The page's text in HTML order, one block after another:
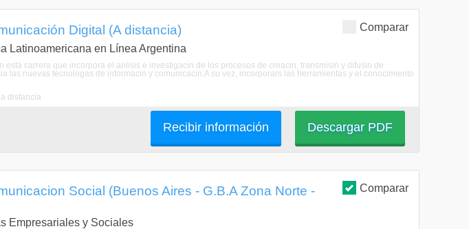
Comparar
Digital (A distancia)
Latinoamericana en Línea Argentina
esta carrera que incorpora el anlisis e investigacin de los procesos de creacin, transmisin y difusin de
las nuevas tecnologas de informacin y comunicacin.A su vez, incorporars las herramientas y el conocimiento
distancia
Descargar PDF
Recibir información
Comparar
Social (Buenos Aires - G.B.A Zona Norte -
Empresariales y Sociales